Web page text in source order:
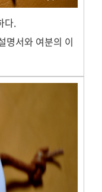
다.
명서와 여분의 이